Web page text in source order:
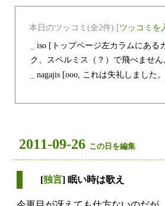
本日のツッコミ(全2件) [ツッコミを
iso [トップページ左カラムにある
ク、スペルミス（？）で飛べませ
nagajis [ooo, これは失礼しました
2011-09-26 この日を編集
[独言] 眠い時は歌え